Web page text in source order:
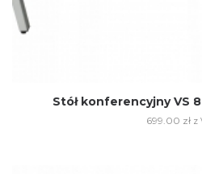
Stół konferencyjny VS
699.00 zł z